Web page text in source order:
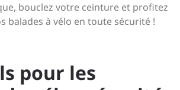
bouclez votre ceinture et profitez
balades à vélo en toute sécurité !
pour les